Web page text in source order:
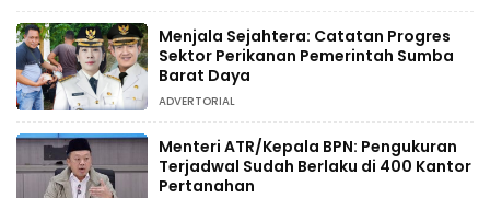
Menjala Sejahtera: Catatan Progres
Sektor Perikanan Pemerintah Sumba
Barat Daya
ADVERTORIAL
Menteri ATR/Kepala BPN: Pengukuran
Terjadwal Sudah Berlaku di 400 Kantor
Pertanahan